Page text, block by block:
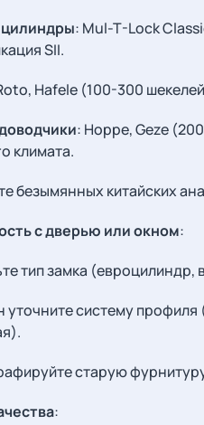
: Mul-T-Lock
SII.
Hafele (100-300
: Hoppe, Geze
климата.
безымянных китайских
с дверью или окном:
тип замка
уточните систему
старую
: